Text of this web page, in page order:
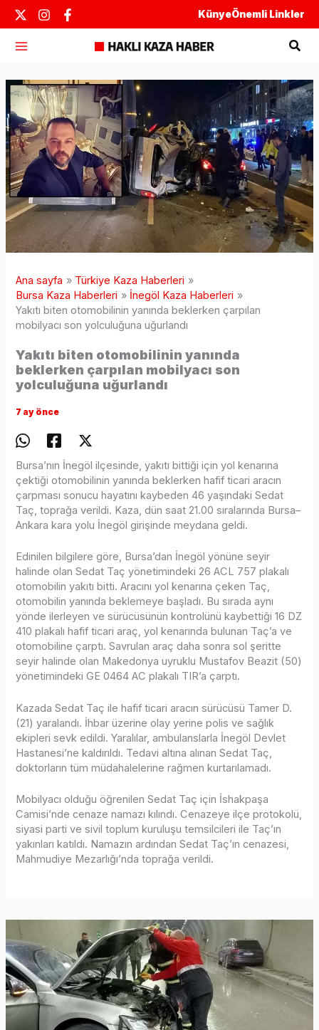
İçeriğe
atla
KünyeÖnemli Linkler
Ana sayfa
Türkiye Kaza Haberleri
Bursa Kaza Haberleri
İnegöl Kaza Haberleri
Yakıtı biten otomobilinin yanında beklerken çarpılan
mobilyacı son yolculuğuna uğurlandı
Yakıtı biten otomobilinin yanında
beklerken çarpılan mobilyacı son
yolculuğuna uğurlandı
7 ay önce
Bursa’nın İnegöl ilçesinde, yakıtı bittiği için yol kenarına
çektiği otomobilinin yanında beklerken hafif ticari aracın
çarpması sonucu hayatını kaybeden 46 yaşındaki Sedat
Taç, toprağa verildi. Kaza, dün saat 21.00 sıralarında Bursa–
Ankara kara yolu İnegöl girişinde meydana geldi.
Edinilen bilgilere göre, Bursa’dan İnegöl yönüne seyir
halinde olan Sedat Taç yönetimindeki 26 ACL 757 plakalı
otomobilin yakıtı bitti. Aracını yol kenarına çeken Taç,
otomobilin yanında beklemeye başladı. Bu sırada aynı
yönde ilerleyen ve sürücüsünün kontrolünü kaybettiği 16 DZ
410 plakalı hafif ticari araç, yol kenarında bulunan Taç’a ve
otomobiline çarptı. Savrulan araç daha sonra sol şeritte
seyir halinde olan Makedonya uyruklu Mustafov Beazit (50)
yönetimindeki GE 0464 AC plakalı TIR’a çarptı.
Kazada Sedat Taç ile hafif ticari aracın sürücüsü Tamer D.
(21) yaralandı. İhbar üzerine olay yerine polis ve sağlık
ekipleri sevk edildi. Yaralılar, ambulanslarla İnegöl Devlet
Hastanesi’ne kaldırıldı. Tedavi altına alınan Sedat Taç,
doktorların tüm müdahalelerine rağmen kurtarılamadı.
Mobilyacı olduğu öğrenilen Sedat Taç için İshakpaşa
Camisi’nde cenaze namazı kılındı. Cenazeye ilçe protokolü,
siyasi parti ve sivil toplum kuruluşu temsilcileri ile Taç’ın
yakınları katıldı. Namazın ardından Sedat Taç’ın cenazesi,
Mahmudiye Mezarlığı’nda toprağa verildi.